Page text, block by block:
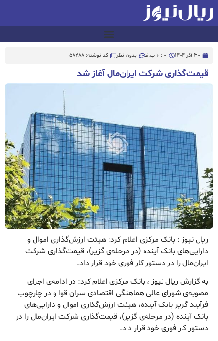
30 آذر 1404 10:10 ب.ظ بدون نظر کد نوشته: 58288
قیمت‌گذاری شرکت ایران‌مال آغاز شد
ریال نیوز : بانک مرکزی اعلام کرد: هیئت ارزش‌گذاری اموال و
دارایی‌های بانک آینده (در مرحله‌ی گزیر)، قیمت‌گذاری شرکت
ایران‌مال را در دستور کار فوری خود قرار داد.
به گزارش ریال نیوز ، بانک مرکزی اعلام کرد: در ادامه‌ی اجرای
مصوبه‌ی شورای عالی هماهنگی اقتصادی سران قوا و در چارچوب
فرآیند گزیر بانک آینده، هیئت ارزش‌گذاری اموال و دارایی‌های
بانک آینده (در مرحله‌ی گزیر)، قیمت‌گذاری شرکت ایران‌مال را در
دستور کار فوری خود قرار داد.